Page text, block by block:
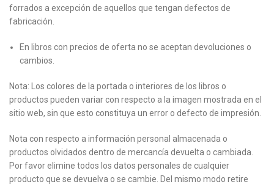
forrados a excepción de aquellos que tengan defectos de
fabricación.
En libros con precios de oferta no se aceptan devoluciones o
cambios.
Nota: Los colores de la portada o interiores de los libros o
productos pueden variar con respecto a la imagen mostrada en el
sitio web, sin que esto constituya un error o defecto de impresión.
Nota con respecto a información personal almacenada o
productos olvidados dentro de mercancía devuelta o cambiada.
Por favor elimine todos los datos personales de cualquier
producto que se devuelva o se cambie. Del mismo modo retire